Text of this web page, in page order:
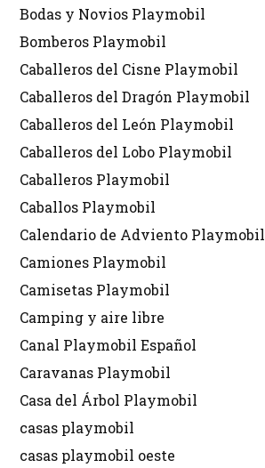
Bodas y Novios Playmobil
Bomberos Playmobil
Caballeros del Cisne Playmobil
Caballeros del Dragón Playmobil
Caballeros del León Playmobil
Caballeros del Lobo Playmobil
Caballeros Playmobil
Caballos Playmobil
Calendario de Adviento Playmobil
Camiones Playmobil
Camisetas Playmobil
Camping y aire libre
Canal Playmobil Español
Caravanas Playmobil
Casa del Árbol Playmobil
casas playmobil
casas playmobil oeste